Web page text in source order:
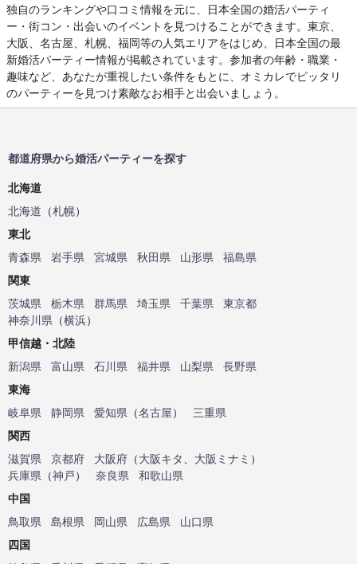
独自のランキングや口コミ情報を元に、日本全国の婚活パーティ
ー・街コン・出会いのイベントを見つけることができます。東京、
大阪、名古屋、札幌、福岡等の人気エリアをはじめ、日本全国の最
新婚活パーティー情報が掲載されています。参加者の年齢・職業・
趣味など、あなたが重視したい条件をもとに、オミカレでピッタリ
のパーティーを見つけ素敵なお相手と出会いましょう。
都道府県から婚活パーティーを探す
北海道
北海道 （札幌）
東北
青森県
岩手県 宮城県 秋田県 山形県
福島県
関東
茨城県
栃木県 群馬県 埼玉県 千葉県
東京都
神奈川県 （横浜）
甲信越・北陸
新潟県
富山県 石川県 福井県 山梨県
長野県
東海
岐阜県
静岡県 愛知県 （名古屋）
三重県
関西
滋賀県
京都府 大阪府 （大阪キタ 大阪ミナミ ）
兵庫県 （神戸） 奈良県
和歌山県
中国
鳥取県
島根県 岡山県 広島県
山口県
四国